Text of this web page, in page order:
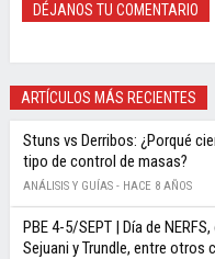
DÉJANOS TU COMENTARIO
ARTÍCULOS MÁS RECIENTES
Stuns vs Derribos: ¿Porqué
tipo de control de masas?
ANÁLISIS Y GUÍAS - HACE 8 AÑOS
PBE 4-5/SEPT | Día de
Sejuani y Trundle, entre otros